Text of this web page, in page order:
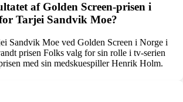
af Golden Screen-prisen i
Tarjei Sandvik Moe?
Sandvik Moe ved Golden Screen i Norge i
prisen Folks valg for sin rolle i tv-serien
med sin medskuespiller Henrik Holm.